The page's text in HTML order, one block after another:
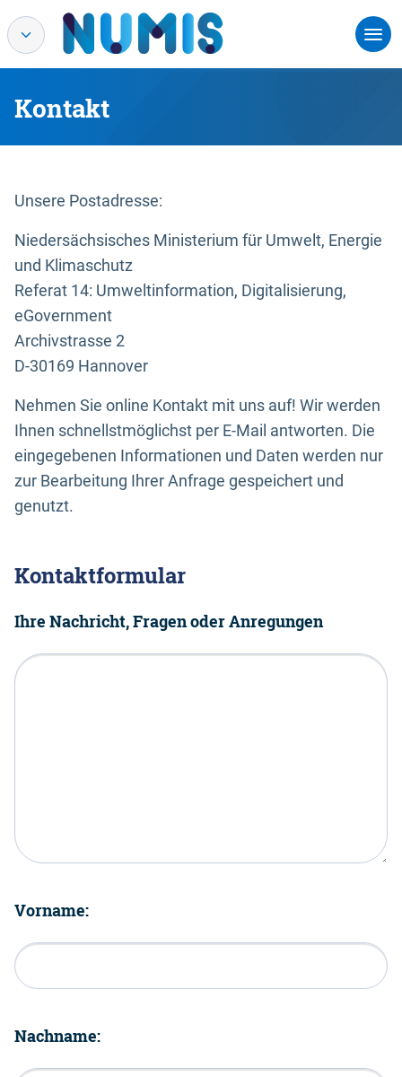
Kontakt
Unsere Postadresse:
Niedersächsisches Ministerium für Umwelt, Energie
und Klimaschutz
Referat 14: Umweltinformation, Digitalisierung,
eGovernment
Archivstrasse 2
D-30169 Hannover
Nehmen Sie online Kontakt mit uns auf! Wir werden
Ihnen schnellstmöglichst per E-Mail antworten. Die
eingegebenen Informationen und Daten werden nur
zur Bearbeitung Ihrer Anfrage gespeichert und
genutzt.
Kontaktformular
Ihre Nachricht, Fragen oder Anregungen
Vorname:
Nachname: